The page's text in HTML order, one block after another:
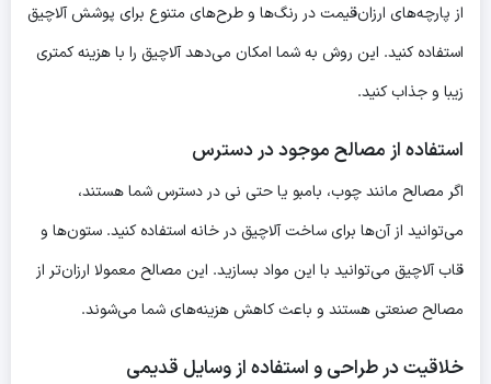
از پارچه‌های ارزان‌قیمت در رنگ‌ها و طرح‌های متنوع برای پوشش آلاچیق
استفاده کنید. این روش به شما امکان می‌دهد آلاچیق را با هزینه کمتری
زیبا و جذاب کنید.
استفاده از مصالح موجود در دسترس
اگر مصالح مانند چوب، بامبو یا حتی نی در دسترس شما هستند،
می‌توانید از آن‌ها برای ساخت آلاچیق در خانه استفاده کنید. ستون‌ها و
قاب آلاچیق می‌توانید با این مواد بسازید. این مصالح معمولا ارزان‌تر از
مصالح صنعتی هستند و باعث کاهش هزینه‌های شما می‌شوند.
خلاقیت در طراحی و استفاده از وسایل قدیمی